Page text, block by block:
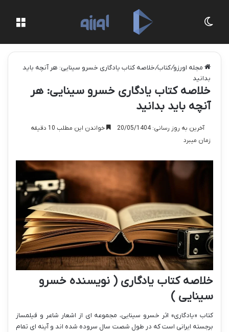
مجله اورزو/کتاب/خلاصه کتاب یادگاری خسرو سینایی: هر آنچه باید
بدانید
خلاصه کتاب یادگاری خسرو سینایی: هر
آنچه باید بدانید
آخرین به روز رسانی: 20/05/1404
خواندن این مطلب 10 دقیقه
زمان میبرد
خلاصه کتاب یادگاری ( نویسنده خسرو
سینایی )
کتاب «یادگاری» اثر خسرو سینایی، مجموعه ای از اشعار شاعر و فیلمساز
برجسته ایرانی است که در طول شصت سال سروده شده اند و آینه ای تمام